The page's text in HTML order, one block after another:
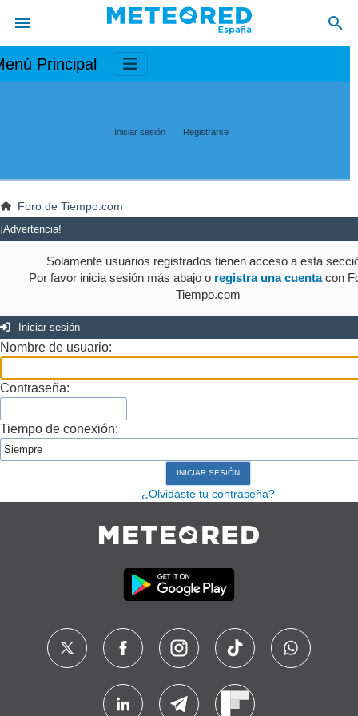
Principal
Iniciar sesión Registrarse
Foro de Tiempo.com
¡Advertencia!
Solamente usuarios registrados tienen acceso a esta
Por favor inicia sesión más abajo o registra una cuentacon
Tiempo.com
Iniciar sesión
Nombre de usuario:
Contraseña:
Tiempo de conexión:
¿Olvidaste tu contraseña?